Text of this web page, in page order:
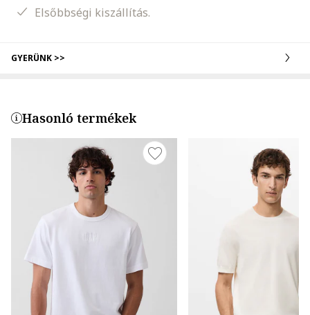
Elsőbbségi kiszállítás.
GYERÜNK >>
Hasonló termékek